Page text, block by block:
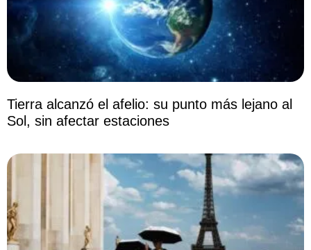
Tierra alcanzó el afelio: su punto más lejano al
Sol, sin afectar estaciones